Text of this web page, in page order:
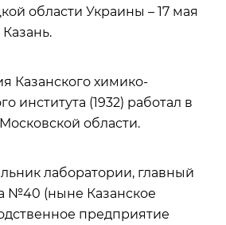
области Украины – 17 мая
Казань.
Казанского химико-
института (1932) работал в
области.
лаборатории, главный
№40 (ныне Казанское
предприятие